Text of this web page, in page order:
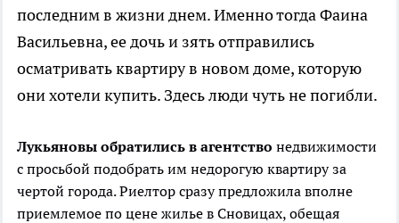
последним в жизни днем. Именно тогда Фаина
Васильевна, ее дочь и зять отправились
осматривать квартиру в новом доме, которую
они хотели купить. Здесь люди чуть не погибли.
Лукьяновы обратились в агентство недвижимости
с просьбой подобрать им недорогую квартиру за
чертой города. Риелтор сразу предложила вполне
приемлемое по цене жилье в Сновицах, обещая